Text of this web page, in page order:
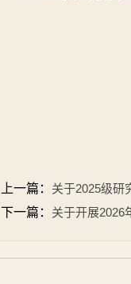
上一篇： 关于2025级研
下一篇： 关于开展2026